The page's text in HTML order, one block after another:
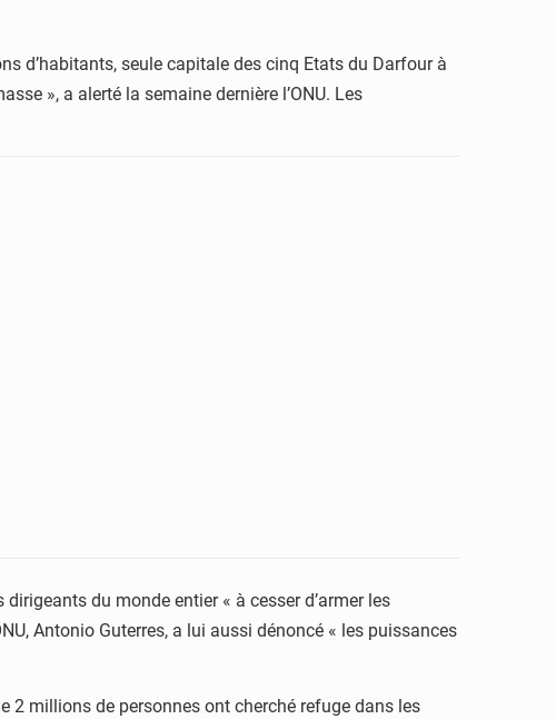
d’habitants, seule capitale des cinq Etats du Darfour à
», a alerté la semaine dernière l’ONU. Les
du monde entier « à cesser d’armer les
Antonio Guterres, a lui aussi dénoncé « les puissances
2 millions de personnes ont cherché refuge dans les